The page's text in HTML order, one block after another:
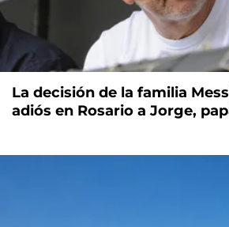
La decisión de la familia
adiós en Rosario a Jorge,